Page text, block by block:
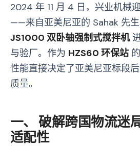
2024 年 11 月 4 日，兴业机械
——来自亚美尼亚的 Sahak 先
JS1000 双卧轴强制式搅拌机
与验厂。作为 HZS60 环保站
性能直接决定了亚美尼亚标段
质量。
一、 破解跨国物流迷
适配性